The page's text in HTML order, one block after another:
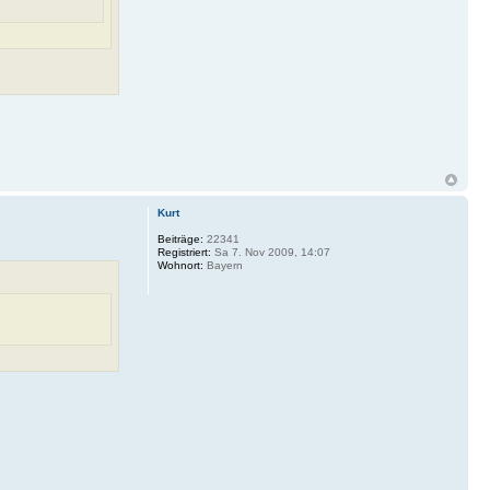
Kurt
Beiträge: 22341
Registriert: Sa 7. Nov 2009, 14:07
Wohnort: Bayern